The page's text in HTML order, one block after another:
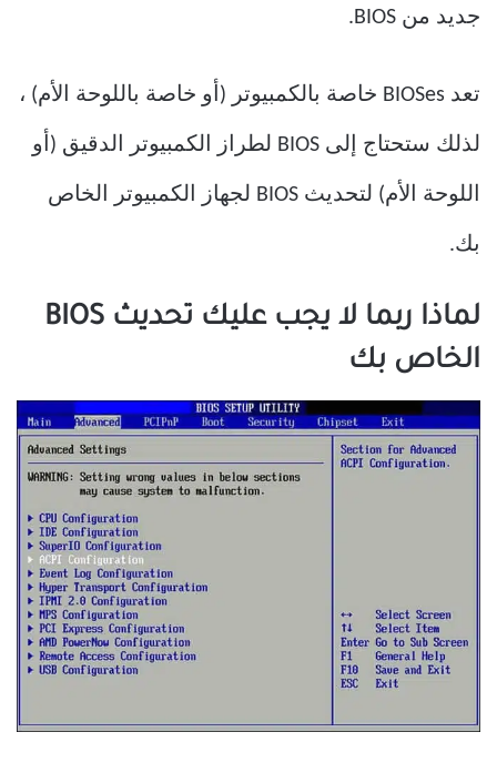
جديد من BIOS.
تعد BIOSes خاصة بالكمبيوتر (أو خاصة باللوحة الأم) ،
لذلك ستحتاج إلى BIOS لطراز الكمبيوتر الدقيق (أو
اللوحة الأم) لتحديث BIOS لجهاز الكمبيوتر الخاص
بك.
لماذا ربما لا يجب عليك تحديث BIOS
الخاص بك